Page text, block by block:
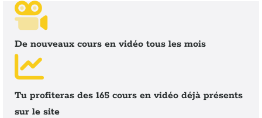
De nouveaux cours en vidéo tous les mois
Tu profiteras des 165 cours en vidéo déjà présents
sur le site